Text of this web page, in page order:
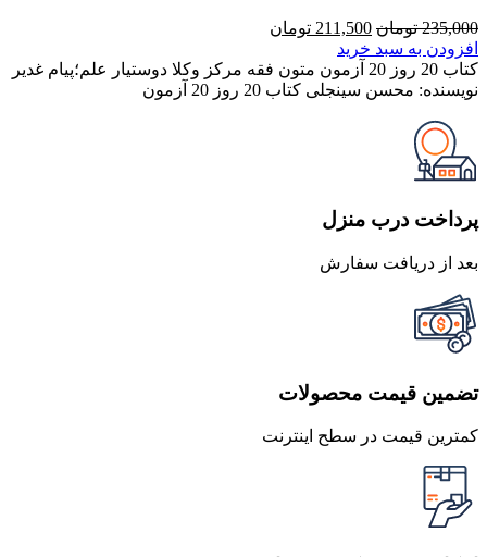
235,000 تومان قیمت
اصلی
235,000 تومان
بود.
211,500 تومان
211,500 تومان
است.
افزودن به سبد خرید
کتاب 20 روز 20 آزمون متون فقه مرکز وکلا دوستیار علم؛پیام غدیر
نویسنده: محسن سینجلی کتاب 20 روز 20 آزمون
پرداخت درب منزل
بعد از دریافت سفارش
تضمین قیمت محصولات
کمترین قیمت در سطح اینترنت